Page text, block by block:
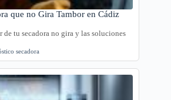
que no Gira Tambor en Cádiz
tu secadora no gira y las soluciones
secadora